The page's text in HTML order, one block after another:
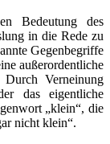
Bedeutung des
in die Rede zu
Gegenbegriffe
außerordentliche
Verneinung
das eigentliche
„klein“, die
nicht klein“.